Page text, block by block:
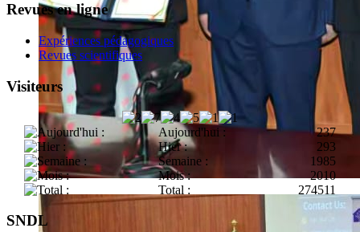
Revues en ligne
Expériences pédagogiques
Revues scientifiques
Visiteurs
Aujourd'hui :
237
Hier :
293
Semaine :
1985
Mois :
2010
Total :
274511
SNDL